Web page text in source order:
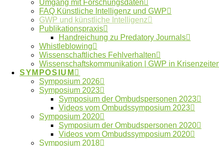
Umgang mit Forschungsdaten
FAQ Künstliche Intelligenz und GWP
GWP und künstliche Intelligenz
Publikationspraxis
Handreichung zu Predatory Journals
Whistleblowing
Wissenschaftliches Fehlverhalten
Wissenschaftskommunikation | GWP in
SYMPOSIUM
Symposium 2026
Symposium 2023
Symposium der Ombudspersonen 2023
Videos vom Ombudssymposium 2023
Symposium 2020
Symposium der Ombudspersonen 2020
Videos vom Ombudssymposium 2020
Symposium 2018
FAQ Künstliche Intelligenz und gute
wissenschaftliche Praxis(Katrin Frisch, Zenodo,
ChatGPT und andere Computermodelle zur
Sprachverarbeitung – Grundlagen,
Anwendungspotenziale und mögliche Auswirkungen
(Steffen Albrecht, Büro für Technikfolgen-
Abschätzung beim Deutschen Bundestag(TAB),